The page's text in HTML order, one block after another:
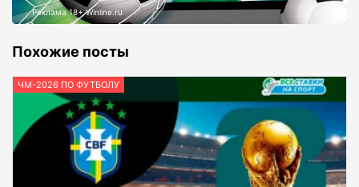
Реклама 18+ Winline.ru
Похожие посты
ЧМ-2026 ПО ФУТБОЛУ